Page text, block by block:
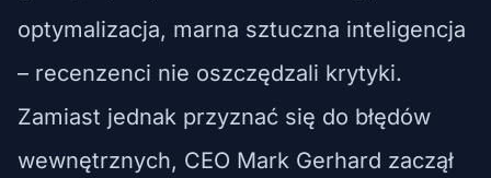
optymalizacja, marna sztuczna inteligencja
– recenzenci nie oszczędzali krytyki.
Zamiast jednak przyznać się do błędów
wewnętrznych, CEO Mark Gerhard zaczął